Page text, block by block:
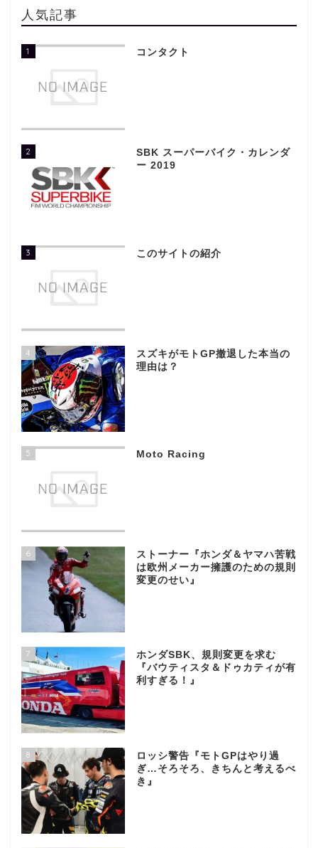
人気記事
1 コンタクト
2
SBK スーパーバイク・カレンダ
ー 2019
3 このサイトの紹介
4
スズキがモトGP撤退した本当の
理由は？
5 Moto Racing
6
ストーナー『ホンダ＆ヤマハ苦戦
は欧州メーカー擁護のための規則
変更のせい』
7
ホンダSBK、規則変更を求む
『バウティスタ＆ドゥカティが有
利すぎる！』
8
ロッシ警告『モトGPはやり過
ぎ…そろそろ、きちんと考えるべ
き』